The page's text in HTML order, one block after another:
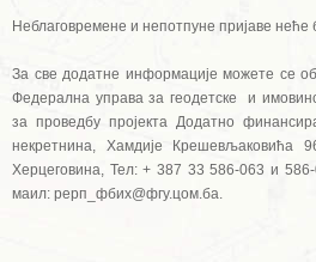
Неблаговремене и непотпуне пријаве
За све додатне информације можете се
Федерална управа за геодетске и
за проведбу пројекта Додатно
некретнина, Хамдије Крешевљаковића
Херцеговина, Тел: + 387 33 586-063 и
маил: рерп_фбих@фгу.цом.ба.